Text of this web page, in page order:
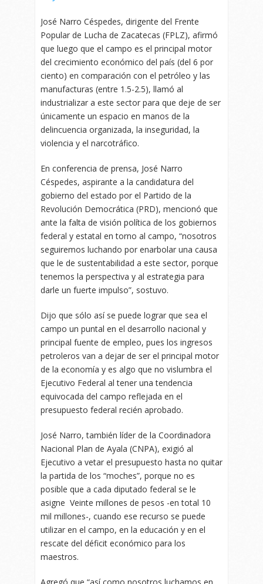
José Narro Céspedes, dirigente del Frente
Popular de Lucha de Zacatecas (FPLZ), afirmó
que luego que el campo es el principal motor
del crecimiento económico del país (del 6 por
ciento) en comparación con el petróleo y las
manufacturas (entre 1.5-2.5), llamó al
industrializar a este sector para que deje de ser
únicamente un espacio en manos de la
delincuencia organizada, la inseguridad, la
violencia y el narcotráfico.
En conferencia de prensa, José Narro
Céspedes, aspirante a la candidatura del
gobierno del estado por el Partido de la
Revolución Democrática (PRD), mencionó que
ante la falta de visión política de los gobiernos
federal y estatal en torno al campo, “nosotros
seguiremos luchando por enarbolar una causa
que le de sustentabilidad a este sector, porque
tenemos la perspectiva y al estrategia para
darle un fuerte impulso”, sostuvo.
Dijo que sólo así se puede lograr que sea el
campo un puntal en el desarrollo nacional y
principal fuente de empleo, pues los ingresos
petroleros van a dejar de ser el principal motor
de la economía y es algo que no vislumbra el
Ejecutivo Federal al tener una tendencia
equivocada del campo reflejada en el
presupuesto federal recién aprobado.
José Narro, también líder de la Coordinadora
Nacional Plan de Ayala (CNPA), exigió al
Ejecutivo a vetar el presupuesto hasta no quitar
la partida de los “moches”, porque no es
posible que a cada diputado federal se le
asigne Veinte millones de pesos -en total 10
mil millones-, cuando ese recurso se puede
utilizar en el campo, en la educación y en el
rescate del déficit económico para los
maestros.